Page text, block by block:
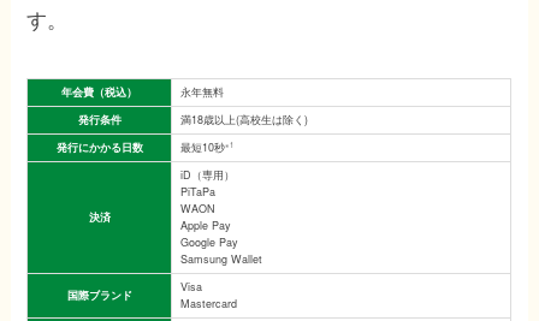
す。
年会費（税込）
永年無料
発行条件
満18歳以上(高校生は除く)
発行にかかる日数
最短10秒※1
決済
iD（専用）
PiTaPa
WAON
Apple Pay
Google Pay
Samsung Wallet
国際ブランド
Visa
Mastercard